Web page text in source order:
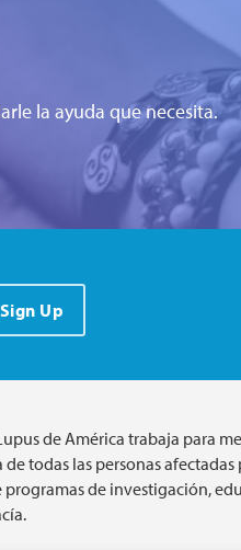
la ayuda que necesita.
Sign Up
de América trabaja para
todas las personas afectadas
programas de investigación,